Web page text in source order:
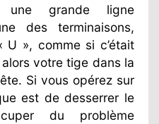
grande ligne
des terminaisons,
», comme si c’était
votre tige dans la
Si vous opérez sur
est de desserrer le
du problème